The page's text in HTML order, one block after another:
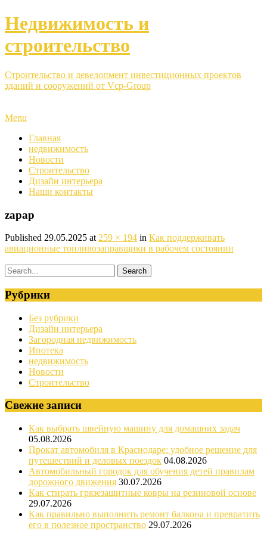
Недвижимость и
строительство
Строительство и девелопмент инвестиционных проектов
зданий и сооружений от Vcp-Group
Menu
Главная
недвижимость
Новости
Строительство
Дизайн интерьера
Наши контакты
zapap
Published 29.05.2025 at 259 × 194 in Как поддерживать
авиационные топливозаправщики в рабочем состоянии
Рубрики
Без рубрики
Дизайн интерьера
Загородная недвижимость
Ипотека
недвижимость
Новости
Строительство
Свежие записи
Как выбрать швейную машину для домашних задач
05.08.2026
Прокат автомобиля в Краснодаре: удобное решение для
путешествий и деловых поездок 04.08.2026
Автомобильный городок для обучения детей правилам
дорожного движения 30.07.2026
Как стирать грязезащитные ковры на резиновой основе
29.07.2026
Как правильно выполнить ремонт балкона и превратить
его в полезное пространство 29.07.2026